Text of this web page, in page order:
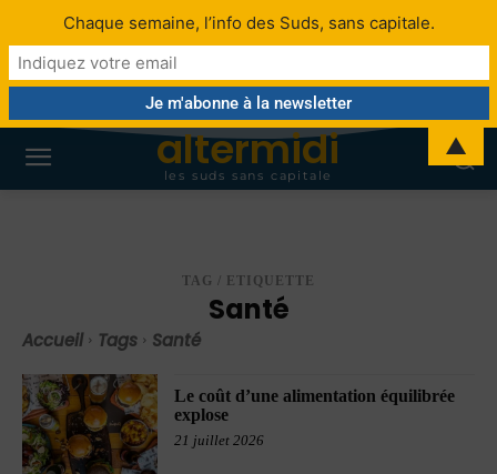
altermidi
les suds sans capitale
TAG / ETIQUETTE
Santé
Accueil Tags Santé
Le coût d’une alimentation équilibrée
explose
21 juillet 2026
Chaque semaine, l’info des Suds, sans capitale.
▲